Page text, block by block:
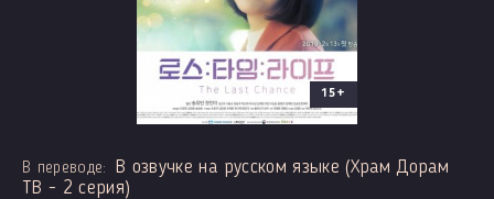
15+
В переводе:
В озвучке на русском языке (Храм Дорам
ТВ - 2 серия)